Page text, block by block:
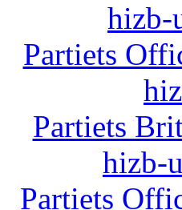
hizb-
Partiets
Partiets
hizb-
Partiets